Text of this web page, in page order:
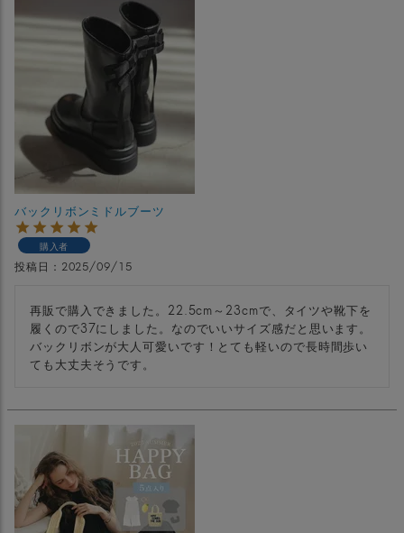
バックリボンミドルブーツ
購入者
投稿日 2025/09/15
再販で購入できました。22.5cm～23cmで、タイツや靴下を
履くので37にしました。なのでいいサイズ感だと思います。
バックリボンが大人可愛いです！とても軽いので長時間歩い
ても大丈夫そうです。